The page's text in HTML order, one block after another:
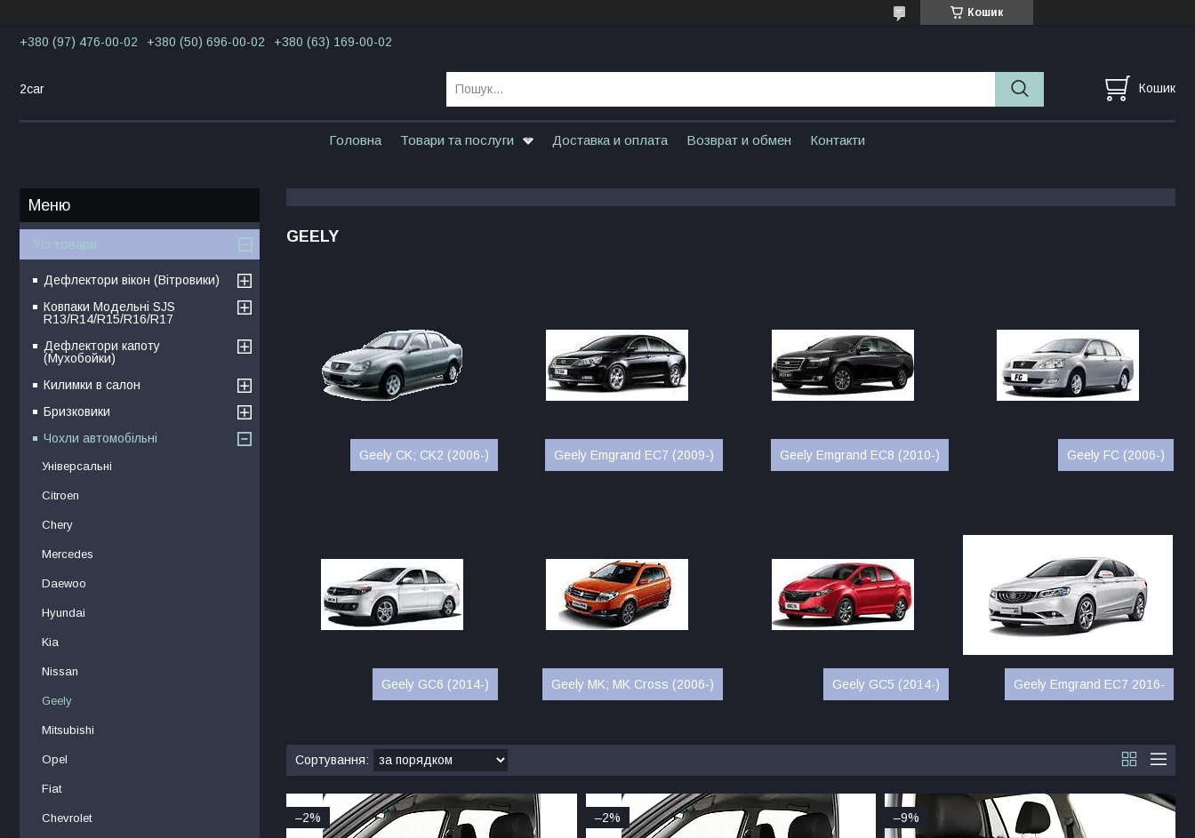
Кошик
+380 (97) 476-00-02 +380 (50) 696-00-02 +380 (63) 169-00-02
2car Кошик
Головна Товари та послуги Доставка и оплата Возврат и обмен Контакти
GEELY
Geely CK; CK2 (2006-) Geely Emgrand EC7 (2009-) Geely Emgrand EC8 (2010-) Geely FC (2006-)
Geely GC6 (2014-) Geely MK; MK Cross (2006-) Geely GC5 (2014-) Geely Emgrand EC7 2016-
–2% –2% –9%
Усі товари
Дефлектори вікон (Вітровики)
Ковпаки Модельні SJS
R13/R14/R15/R16/R17
Дефлектори капоту
(Мухобойки)
Килимки в салон
Бризковики
Чохли автомобільні
Універсальні
Citroen
Chery
Mercedes
Daewoo
Hyundai
Kia
Nissan
Geely
Mitsubishi
Opel
Fiat
Chevrolet